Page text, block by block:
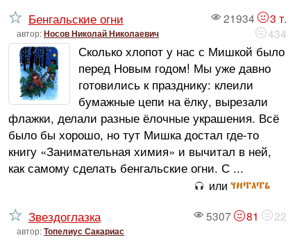
21934
3 т.
434
Бенгальские огни
автор:Носов Николай Николаевич
Сколько хлопот у нас с Мишкой было
перед Новым годом! Мы уже давно
готовились к празднику: клеили
бумажные цепи на ёлку, вырезали
флажки, делали разные ёлочные украшения. Всё
было бы хорошо, но тут Мишка достал где-то
книгу «Занимательная химия» и вычитал в ней,
как самому сделать бенгальские огни. С ...
или читать
5307 81 22
Звездоглазка
автор:Топелиус Сакариас